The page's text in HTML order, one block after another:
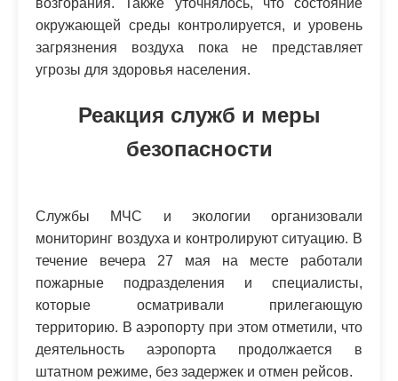
окружающей среды контролируется, и уровень
загрязнения воздуха пока не представляет
угрозы для здоровья населения.
Реакция служб и меры
безопасности
Службы МЧС и экологии организовали
мониторинг воздуха и контролируют ситуацию. В
течение вечера 27 мая на месте работали
пожарные подразделения и специалисты,
которые осматривали прилегающую
территорию. В аэропорту при этом отметили, что
деятельность аэропорта продолжается в
штатном режиме, без задержек и отмен рейсов.